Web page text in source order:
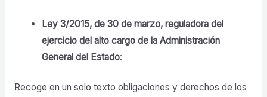
Ley 3/2015, de 30 de marzo, reguladora del
ejercicio del alto cargo de la Administración
General del Estado:
Recoge en un solo texto obligaciones y derechos de los